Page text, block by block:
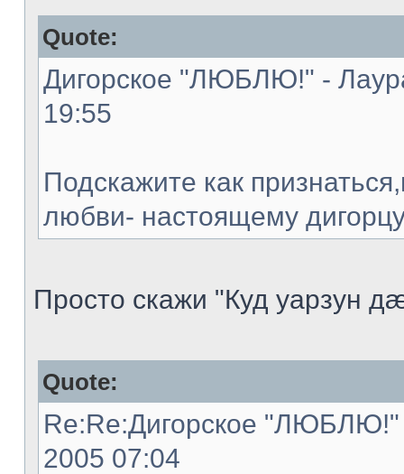
Quote:
Дигорское "ЛЮБЛЮ!" -
19:55
Подскажите как
любви- настоящему
Просто скажи "Куд уарзун
Quote:
Re:Re:Дигорское "ЛЮБЛЮ!"
2005 07:04